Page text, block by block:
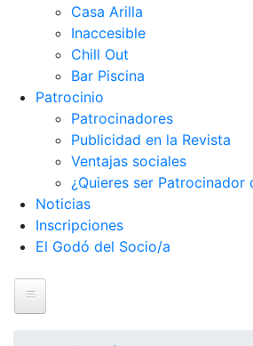
Casa Arilla
Inaccesible
Chill Out
Bar Piscina
Patrocinio
Patrocinadores
Publicidad en la Revista
Ventajas sociales
¿Quieres ser Patrocinador
Noticias
Inscripciones
El Godó del Socio/a